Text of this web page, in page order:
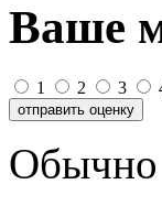
Ваше
1 2 3
Обычно